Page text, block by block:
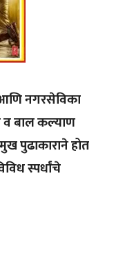
आणि नगरसेविका
व बाल कल्याण
पुढाकाराने होत
स्पर्धांचे